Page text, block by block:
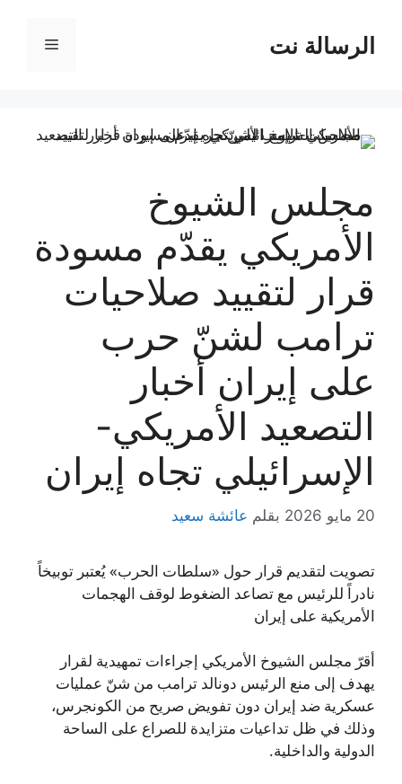
المحتوىالرسالة نت القائمة
مجلس الشيوخ
الأمريكي يقدّم مسودة
قرار لتقييد صلاحيات
ترامب لشنّ حرب
على إيران أخبار
التصعيد الأمريكي-
الإسرائيلي تجاه إيران
20 مايو 2026 بقلم عائشة سعيد
تصويت لتقديم قرار حول «سلطات الحرب» يُعتبر توبيخاً
نادراً للرئيس مع تصاعد الضغوط لوقف الهجمات
الأمريكية على إيران
أقرّ مجلس الشيوخ الأمريكي إجراءات تمهيدية لقرار
يهدف إلى منع الرئيس دونالد ترامب من شنّ عمليات
عسكرية ضد إيران دون تفويض صريح من الكونجرس،
وذلك في ظل تداعيات متزايدة للصراع على الساحة
الدولية والداخلية.